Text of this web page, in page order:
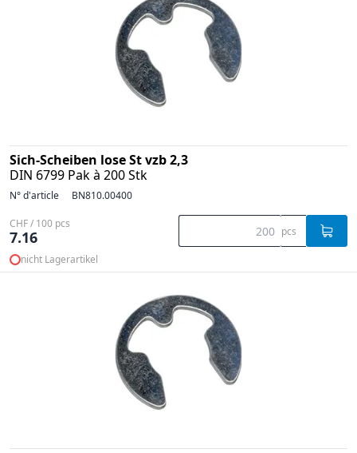
Sich-Scheiben lose St vzb 2,3
DIN 6799 Pak à 200 Stk
N° d'article BN810.00400
CHF / 100 pcs
7.16 pcs
nicht Lagerartikel